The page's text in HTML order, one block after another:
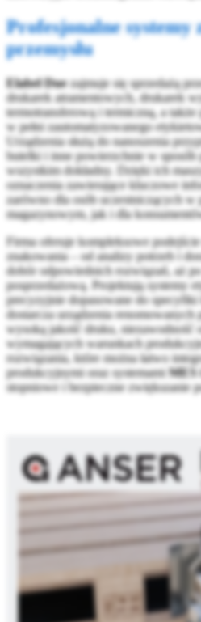
Profesjonalne systemy
przemysłu
Elabel Duezajmuje się sprzedażą
drukarek atramentowych, drukarek
termotransferową i termiczną, a
w pełni zautomatyzowanego
Urządzenia służą do nanoszenia
butelki i inne powierzchnie w sposób
wszystkim dokładny. Dzięki ich
oznaczenia zawierające kluczowe
zarówno dla osób uczestniczących w
magazynowym, jak i dla
Firma oferuje kompleksowe
znakowania – od analizy potrzeb i
dobór odpowiednich rozwiązań, aż
posprzedażową. Projektują systemy
precyzyjnie dopasowane do
dostarcza urządzenia renomowanych
wysoką jakość druku, niezawodność
wymagających warunkach
rozwiązania, które można łatwo
produkcyjnymi oraz systemamiMES
stopniowe i bezpieczne zwiększanie